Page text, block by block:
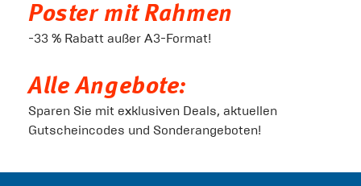
Poster mit Rahmen
-33 % Rabatt außer A3-Format!
Alle Angebote:
Sparen Sie mit exklusiven Deals, aktuellen
Gutscheincodes und Sonderangeboten!